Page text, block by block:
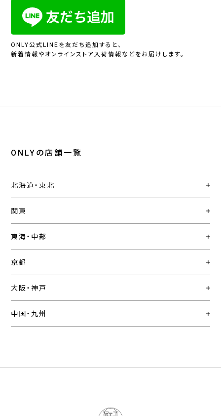
ONLY公式LINEを友だち追加すると、
新着情報やオンラインストア入荷情報などをお届けします。
ONLYの店舗一覧
北海道・東北
関東
東海・中部
京都
大阪・神戸
中国・九州